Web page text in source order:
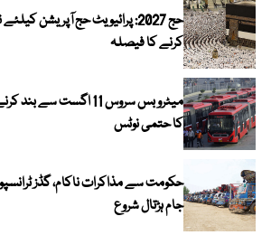
حج 2027: پرائیویٹ حج آپریشن
کرنے کا فیصلہ
میٹرو بس سروس 11 اگست
کا حتمی نوٹس
حکومت سے مذاکرات ناکام، گڈز
جام ہڑتال شروع